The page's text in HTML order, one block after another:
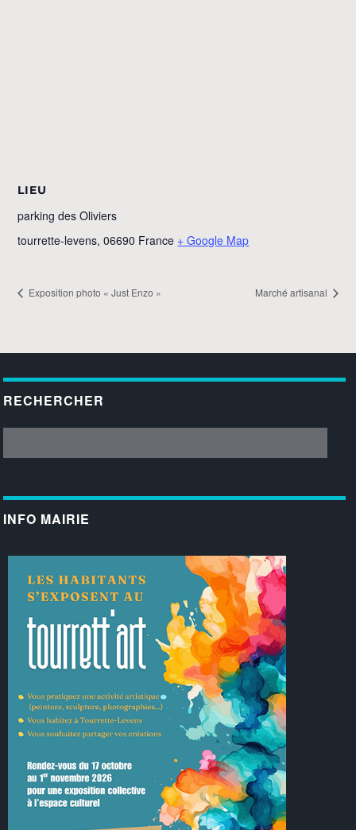
LIEU
parking des Oliviers
tourrette-levens, 06690 France + Google Map
Exposition photo « Just Enzo » Marché artisanal
RECHERCHER
INFO MAIRIE